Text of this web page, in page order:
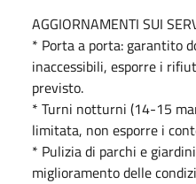
AGGIORNAMENTI SUI
* Porta a porta: garantito
inaccessibili, esporre i
previsto.
* Turni notturni (14-15
limitata, non esporre i
* Pulizia di parchi e
miglioramento delle